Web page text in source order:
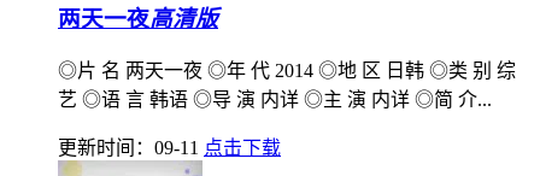
两天一夜高清版
◎片 名 两天一夜 ◎年 代 2014 ◎地 区 日韩 ◎类 别 综
艺 ◎语 言 韩语 ◎导 演 内详 ◎主 演 内详 ◎简 介...
更新时间：09-11 点击下载